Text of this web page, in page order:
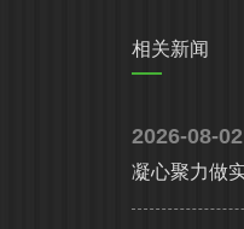
相关新闻
2026-08-02